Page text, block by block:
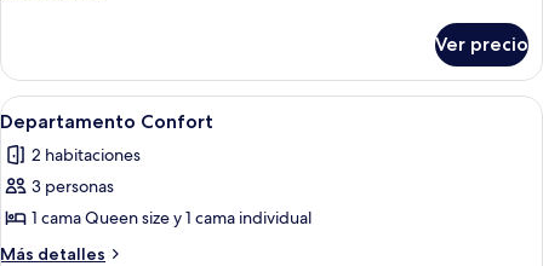
Elite
Ver precio
Abrir
todas
las
fotos
de
Departamento
Una sala de estar moderna con un
12
Departamento Confort
2 habitaciones
3 personas
1 cama Queen size y 1 cama individual
Más detalles
Más